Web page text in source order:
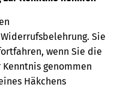
Sie
wenn Sie die
genommen
Häkchens